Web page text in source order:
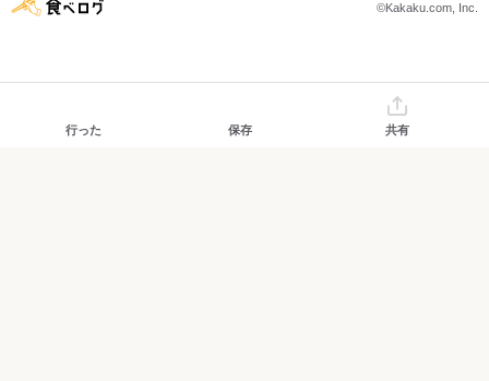
©Kakaku.com, Inc.
行った 保存 共有